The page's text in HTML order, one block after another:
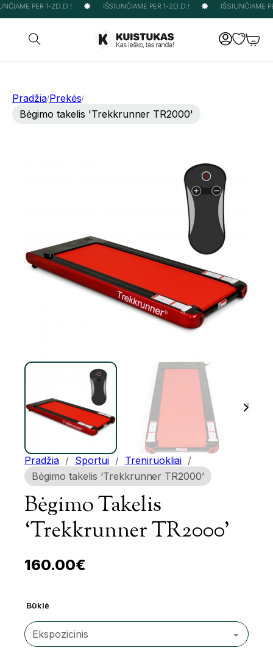
PER 1-2D.D.! IŠSIUNČIAME PER 1-2D.D.! IŠSIUNČIAME
Pradžia/Prekės/
Bėgimo takelis 'Trekkrunner TR2000'
Pradžia / Sportui / Treniruokliai /
Bėgimo takelis ‘Trekkrunner TR2000’
Bėgimo Takelis
‘Trekkrunner TR2000’
160.00€
Būklė